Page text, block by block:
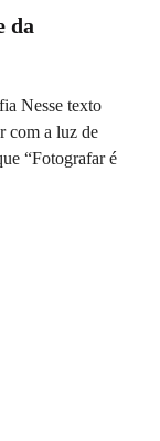
da
Nesse texto
com a luz de
“Fotografar é